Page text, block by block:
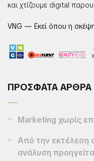
και χτίζουμε digital
VNG — Εκεί όπου η
ΠΡΟΣΦΑΤΑ ΑΡΘΡΑ
Marketing χωρίς
Από την εκτέλεση
ανάλυση